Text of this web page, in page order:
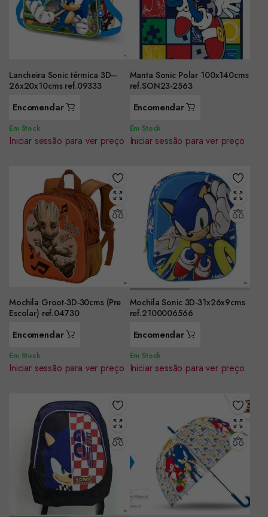
Lancheira Sonic térmica 3D–
26x20x10cms ref.09333
Encomendar
Em Stock
Iniciar sessão para ver preço
Manta Sonic Polar 100x140cms
ref.SON23-2563
Encomendar
Em Stock
Iniciar sessão para ver preço
Mochila Groot-3D-30cms (Pre
Escolar) ref.04730
Encomendar
Em Stock
Iniciar sessão para ver preço
Mochila Sonic 3D-31x26x9cms
ref.2100006566
Encomendar
Em Stock
Iniciar sessão para ver preço